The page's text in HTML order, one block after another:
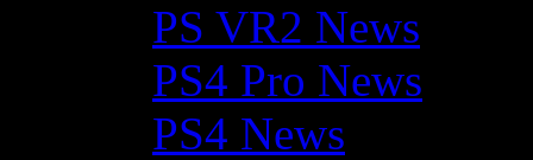
PS VR2 News
PS4 Pro News
PS4 News